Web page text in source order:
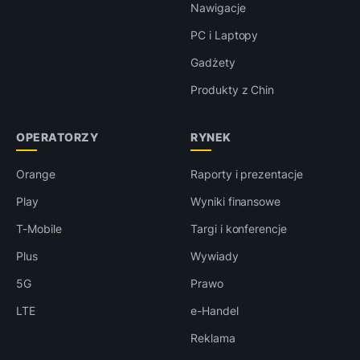
Nawigacje
PC i Laptopy
Gadżety
Produkty z Chin
OPERATORZY
Orange
Play
T-Mobile
Plus
5G
LTE
RYNEK
Raporty i prezentacje
Wyniki finansowe
Targi i konferencje
Wywiady
Prawo
e-Handel
Reklama